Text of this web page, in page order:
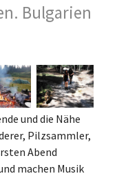
Bulgarien
und die Nähe
Pilzsammler,
Abend
machen Musik